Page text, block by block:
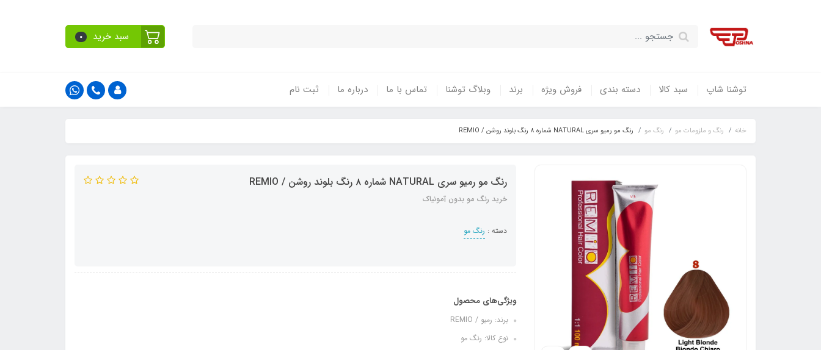
سبد خرید 0
توشنا شاپ سبد کالا دسته بندی فروش ویژه برند وبلاگ توشنا تماس با ما درباره ما ثبت نام
خانه رنگ و ملزومات مو رنگ مو رنگ مو رمیو سری NATURAL شماره ۸ رنگ بلوند روشن / REMIO
رنگ مو رمیو سری NATURAL شماره ۸ رنگ بلوند روشن / REMIO
خرید رنگ مو بدون آمونیاک
دسته : رنگ مو
ویژگی‌های محصول
برند: رمیو / REMIO
نوع کالا: رنگ مو